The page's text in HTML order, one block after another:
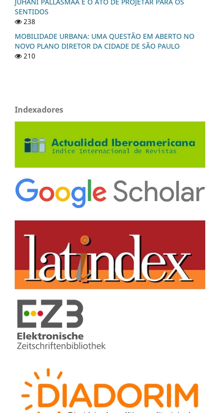
SENTIDOS
238
MOBILIDADE URBANA: UMA QUESTÃO EM ABERTO NO
NOVO PLANO DIRETOR DA CIDADE DE SÃO PAULO
210
Indexadores